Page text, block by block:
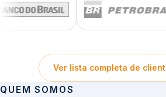
Ver lista completa de
QUEM SOMOS